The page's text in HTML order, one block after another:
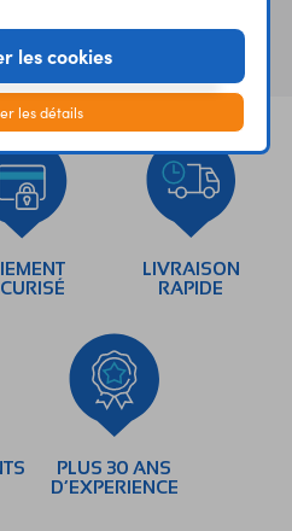
LIVRAISON
RAPIDE
PLUS 30 ANS
D’EXPERIENCE
les cookies
les détails